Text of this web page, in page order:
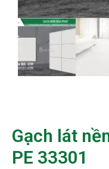
Gạch lát
PE 33301